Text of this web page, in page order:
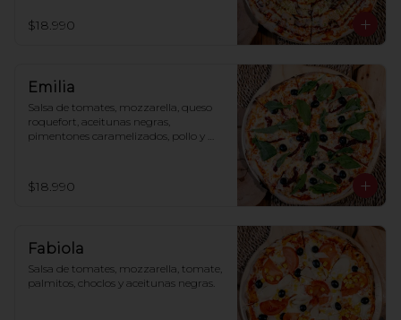
$18.990
Emilia
Salsa de tomates, mozzarella, queso
roquefort, aceitunas negras,
pimentones caramelizados, pollo y
$18.990
Fabiola
Salsa de tomates, mozzarella, tomate,
palmitos, choclos y aceitunas negras.